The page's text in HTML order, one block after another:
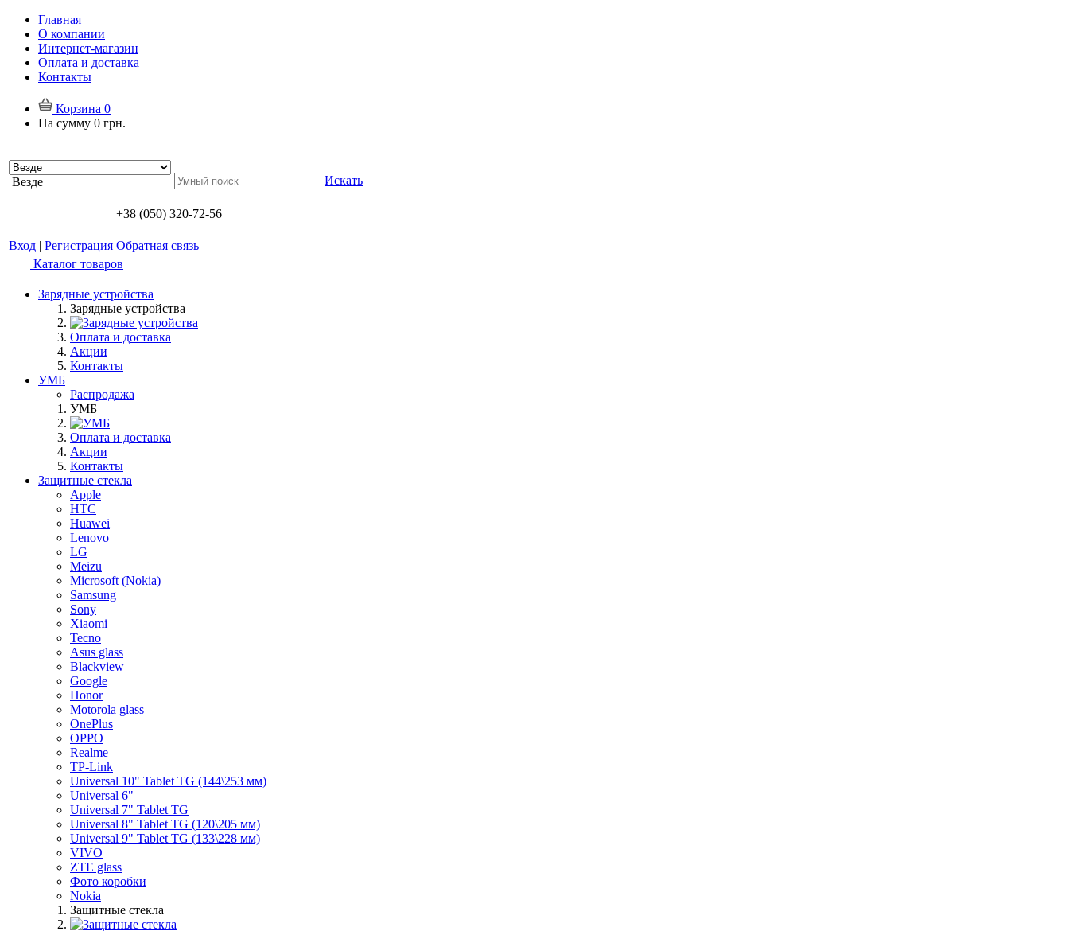
Главная
О компании
Интернет-магазин
Оплата и доставка
Контакты
Корзина 0
На сумму 0 грн.
Везде Искать
+38 (050) 320-72-56
Вход | Регистрация Обратная связь
Каталог товаров
Зарядные устройства
Зарядные устройства
Оплата и доставка
Акции
Контакты
УМБ
Распродажа
УМБ
Оплата и доставка
Акции
Контакты
Защитные стекла
Apple
HTC
Huawei
Lenovo
LG
Meizu
Microsoft (Nokia)
Samsung
Sony
Xiaomi
Tecno
Asus glass
Blackview
Google
Honor
Motorola glass
OnePlus
OPPO
Realme
TP-Link
Universal 10" Tablet TG (144\253 мм)
Universal 6"
Universal 7" Tablet TG
Universal 8" Tablet TG (120\205 мм)
Universal 9" Tablet TG (133\228 мм)
VIVO
ZTE glass
Фото коробки
Nokia
Защитные стекла